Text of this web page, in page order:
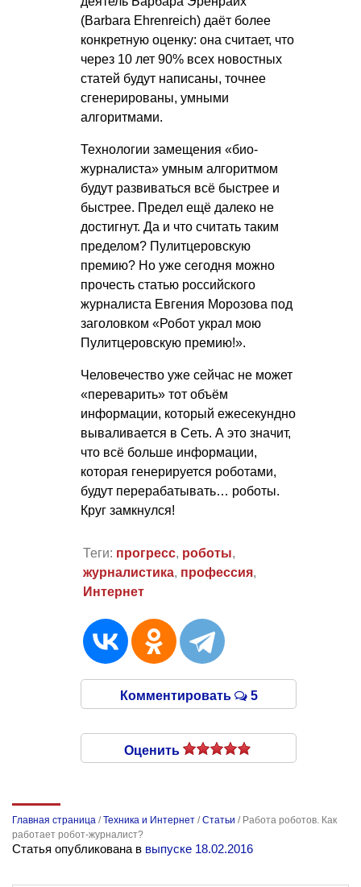
(Вarbara Ehrenreich) даёт более
конкретную оценку: она считает, что
через 10 лет 90% всех новостных
статей будут написаны, точнее
сгенерированы, умными
алгоритмами.
Технологии замещения «био-
журналиста» умным алгоритмом
будут развиваться всё быстрее и
быстрее. Предел ещё далеко не
достигнут. Да и что считать таким
пределом? Пулитцеровскую
премию? Но уже сегодня можно
прочесть статью российского
журналиста Евгения Морозова под
заголовком «Робот украл мою
Пулитцеровскую премию!».
Человечество уже сейчас не может
«переварить» тот объём
информации, который ежесекундно
вываливается в Сеть. А это значит,
что всё больше информации,
которая генерируется роботами,
будут перерабатывать… роботы.
Круг замкнулся!
Теги: прогресс, роботы,
журналистика, профессия,
Интернет
Комментировать 5
Оценить
Главная страница /Техника и Интернет /Статьи / Работа роботов. Как
работает робот-журналист?
Статья опубликована в выпуске 18.02.2016